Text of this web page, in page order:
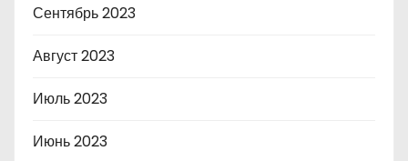
Сентябрь 2023
Август 2023
Июль 2023
Июнь 2023